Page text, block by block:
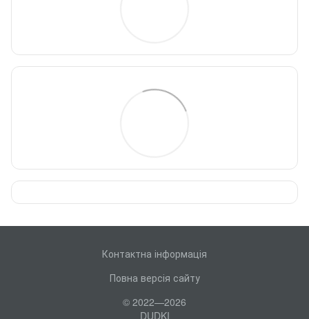
Контактна інформація
Повна версія сайту
© 2022—2026
DUDKI